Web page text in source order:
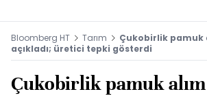
Bloomberg HT Tarım
Çukobirlik pamuk
açıkladı; üretici tepki gösterdi
Çukobirlik pamuk alım